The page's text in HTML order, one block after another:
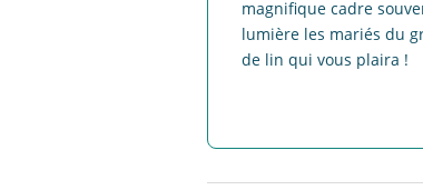
magnifique cadre
lumière les mariés du
de lin qui vous plaira !